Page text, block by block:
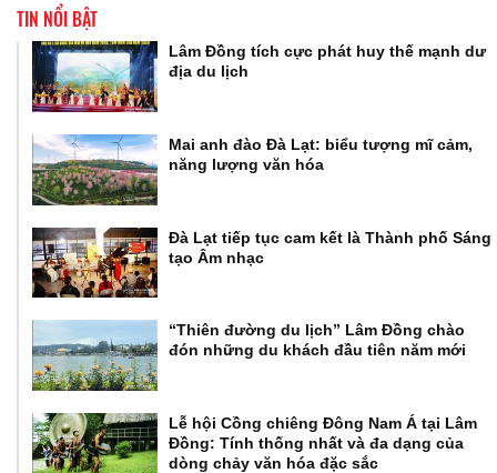
TIN NỔI BẬT
Lâm Đồng tích cực phát huy thế mạnh dư
địa du lịch
Mai anh đào Đà Lạt: biểu tượng mĩ cảm,
năng lượng văn hóa
Đà Lạt tiếp tục cam kết là Thành phố Sáng
tạo Âm nhạc
“Thiên đường du lịch” Lâm Đồng chào
đón những du khách đầu tiên năm mới
Lễ hội Cồng chiêng Đông Nam Á tại Lâm
Đồng: Tính thống nhất và đa dạng của
dòng chảy văn hóa đặc sắc